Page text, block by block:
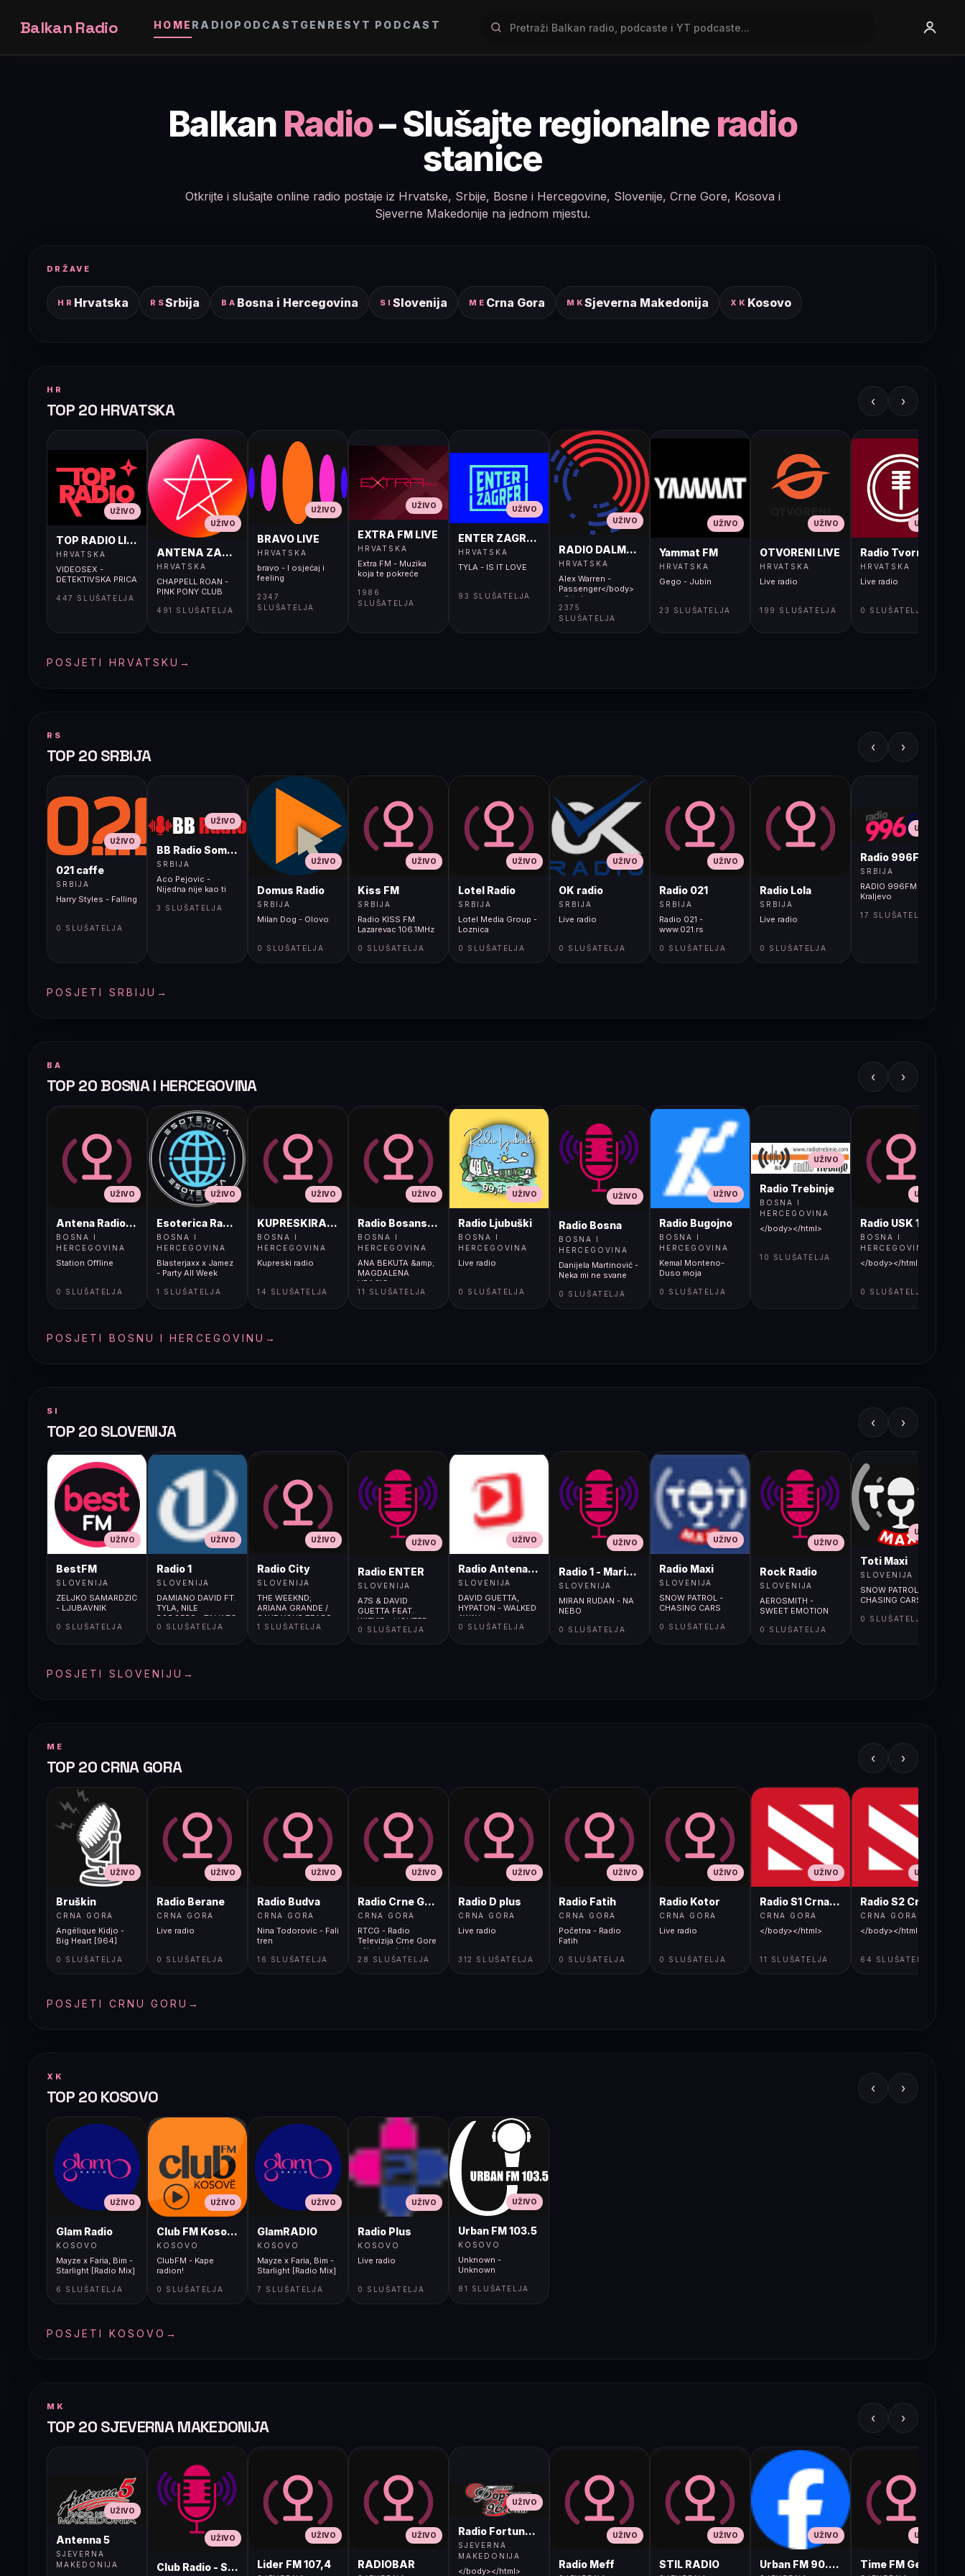
Balkan Radio HOME RADIOPODCAST GENRESYT PODCAST
Balkan Radio– Slušajte regionalne radio
stanice
Otkrijte i slušajte online radio postaje iz Hrvatske, Srbije, Bosne i Hercegovine, Slovenije, Crne Gore, Kosova i
Sjeverne Makedonije na jednom mjestu.
DRŽAVE
HR Hrvatska RSSrbija BA Bosna i Hercegovina SI Slovenija ME Crna Gora MKSjeverna Makedonija XK Kosovo
HR
TOP 20 HRVATSKA ‹ ›
UŽIVO
TOP RADIO LIVE
HRVATSKA
VIDEOSEX -
DETEKTIVSKA PRICA
447 SLUŠATELJA
UŽIVO
ANTENA ZAGREB LIVE
HRVATSKA
CHAPPELL ROAN -
PINK PONY CLUB
491 SLUŠATELJA
UŽIVO
BRAVO LIVE
HRVATSKA
bravo - I osjećaj i
feeling
2347
SLUŠATELJA
UŽIVO
EXTRA FM LIVE
HRVATSKA
Extra FM - Muzika
koja te pokreće
1986
SLUŠATELJA
UŽIVO
ENTER ZAGREB LIVE
HRVATSKA
TYLA - IS IT LOVE
93 SLUŠATELJA
UŽIVO
RADIO DALMACIJA LIVE
HRVATSKA
Alex Warren -
Passenger</body>
</html>
2375
SLUŠATELJA
UŽIVO
Yammat FM
HRVATSKA
Gego - Jubin
23 SLUŠATELJA
UŽIVO
OTVORENI LIVE
HRVATSKA
Live radio
199 SLUŠATELJA
UŽIVO
Radio Tvornica
HRVATSKA
Live radio
0 SLUŠATELJA
POSJETI HRVATSKU →
RS
TOP 20 SRBIJA ‹ ›
UŽIVO
021 caffe
SRBIJA
Harry Styles - Falling
0 SLUŠATELJA
UŽIVO
BB Radio Sombor
SRBIJA
Aco Pejovic -
Nijedna nije kao ti
3 SLUŠATELJA
UŽIVO
Domus Radio
SRBIJA
Milan Dog - Olovo
0 SLUŠATELJA
UŽIVO
Kiss FM
SRBIJA
Radio KISS FM
Lazarevac 106.1MHz
0 SLUŠATELJA
UŽIVO
Lotel Radio
SRBIJA
Lotel Media Group -
Loznica
0 SLUŠATELJA
UŽIVO
OK radio
SRBIJA
Live radio
0 SLUŠATELJA
UŽIVO
Radio 021
SRBIJA
Radio 021 -
www.021.rs
0 SLUŠATELJA
Radio Lola
SRBIJA
Live radio
0 SLUŠATELJA
UŽIVO
Radio 996FM
SRBIJA
RADIO 996FM -
Kraljevo
17 SLUŠATELJA
POSJETI SRBIJU →
BA
TOP 20 BOSNA I HERCEGOVINA ‹ ›
UŽIVO
Antena Radio, Jelah Tešanj
BOSNA I
HERCEGOVINA
Station Offline
0 SLUŠATELJA
UŽIVO
Esoterica Radio S1
BOSNA I
HERCEGOVINA
Blasterjaxx x Jamez
- Party All Week
1 SLUŠATELJA
UŽIVO
KUPRESKIRADIO
BOSNA I
HERCEGOVINA
Kupreski radio
14 SLUŠATELJA
UŽIVO
Radio Bosanski Brod
BOSNA I
HERCEGOVINA
ANA BEKUTA &amp;
MAGDALENA
VRACIC -
GROZDJE</body>
11 SLUŠATELJA
UŽIVO
Radio Ljubuški
BOSNA I
HERCEGOVINA
Live radio
0 SLUŠATELJA
UŽIVO
Radio Bosna
BOSNA I
HERCEGOVINA
Danijela Martinović -
Neka mi ne svane
0 SLUŠATELJA
UŽIVO
Radio Bugojno
BOSNA I
HERCEGOVINA
Kemal Monteno-
Duso moja
0 SLUŠATELJA
UŽIVO
Radio Trebinje
BOSNA I
HERCEGOVINA
</body></html>
10 SLUŠATELJA
UŽIVO
Radio USK 1
BOSNA I
HERCEGOVINA
</body></html>
0 SLUŠATELJA
POSJETI BOSNU I HERCEGOVINU →
SI
TOP 20 SLOVENIJA ‹ ›
UŽIVO
BestFM
SLOVENIJA
ZELJKO SAMARDZIC
- LJUBAVNIK
0 SLUŠATELJA
UŽIVO
Radio 1
SLOVENIJA
DAMIANO DAVID FT.
TYLA, NILE
RODGERS - TALK TO
ME
0 SLUŠATELJA
UŽIVO
Radio City
SLOVENIJA
THE WEEKND;
ARIANA GRANDE /
SAVE YOUR TEARS
(REMIX)
1 SLUŠATELJA
UŽIVO
Radio ENTER
SLOVENIJA
A7S & DAVID
GUETTA FEAT.
WIZKID - LIGHTER
(HYPATON REMIX)
0 SLUŠATELJA
UŽIVO
Radio Antena (105.2MHz)
SLOVENIJA
DAVID GUETTA,
HYPATON - WALKED
AWAY
0 SLUŠATELJA
UŽIVO
Radio 1 - Maribor (107.9MHz)
SLOVENIJA
MIRAN RUDAN - NA
NEBO
0 SLUŠATELJA
UŽIVO
Radio Maxi
SLOVENIJA
SNOW PATROL -
CHASING CARS
0 SLUŠATELJA
UŽIVO
Rock Radio
SLOVENIJA
AEROSMITH -
SWEET EMOTION
0 SLUŠATELJA
UŽIVO
Toti Maxi
SLOVENIJA
SNOW PATROL -
CHASING CARS
0 SLUŠATELJA
POSJETI SLOVENIJU →
ME
TOP 20 CRNA GORA ‹ ›
UŽIVO
Bruškin
CRNA GORA
Angélique Kidjo -
Big Heart [964]
0 SLUŠATELJA
UŽIVO
Radio Berane
CRNA GORA
Live radio
0 SLUŠATELJA
UŽIVO
Radio Budva
CRNA GORA
Nina Todorovic - Fali
tren
16 SLUŠATELJA
UŽIVO
Radio Crne Gore 1
CRNA GORA
RTCG - Radio
Televizija Crne Gore
- Nacionalni javni
servis
28 SLUŠATELJA
UŽIVO
Radio D plus
CRNA GORA
Live radio
312 SLUŠATELJA
UŽIVO
Radio Fatih
CRNA GORA
Početna - Radio
Fatih
0 SLUŠATELJA
UŽIVO
Radio Kotor
CRNA GORA
Live radio
0 SLUŠATELJA
UŽIVO
Radio S1 Crna Gora
CRNA GORA
</body></html>
11 SLUŠATELJA
UŽIVO
Radio S2 Crna Gora
CRNA GORA
</body></html>
64 SLUŠATELJA
POSJETI CRNU GORU →
XK
TOP 20 KOSOVO ‹ ›
UŽIVO
Glam Radio
KOSOVO
Mayze x Faria, Bim -
Starlight [Radio Mix]
6 SLUŠATELJA
UŽIVO
Club FM Kosovë
KOSOVO
ClubFM - Kape
radion!
0 SLUŠATELJA
UŽIVO
GlamRADIO
KOSOVO
Mayze x Faria, Bim -
Starlight [Radio Mix]
7 SLUŠATELJA
UŽIVO
Radio Plus
KOSOVO
Live radio
0 SLUŠATELJA
UŽIVO
Urban FM 103.5
KOSOVO
Unknown -
Unknown
81 SLUŠATELJA
POSJETI KOSOVO →
MK
TOP 20 SJEVERNA MAKEDONIJA ‹ ›
UŽIVO
Antenna 5
SJEVERNA
MAKEDONIJA
UŽIVO
Club Radio - Skopje, Mcedonia
UŽIVO
Lider FM 107,4
UŽIVO
RADIOBAR
UŽIVO
Radio Fortuna 96.8 FM
SJEVERNA
MAKEDONIJA
</body></html>
UŽIVO
Radio Meff
UŽIVO
STIL RADIO
UŽIVO
Urban FM 90.8 Skopje
UŽIVO
Time FM Gevgelija